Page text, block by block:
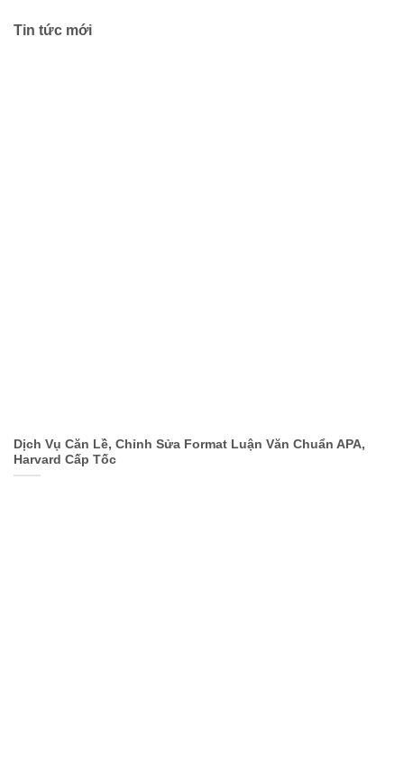
Tin tức mới
Dịch Vụ Căn Lề, Chỉnh Sửa Format Luận Văn Chuẩn APA,
Harvard Cấp Tốc